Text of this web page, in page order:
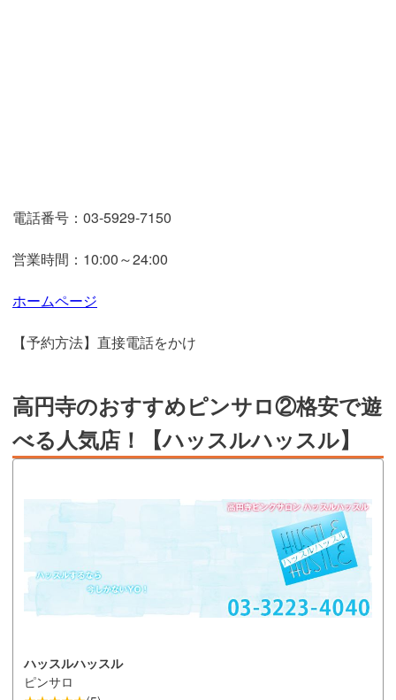
電話番号：03-5929-7150
営業時間：10:00～24:00
ホームページ
【予約方法】直接電話をかけ
高円寺のおすすめピンサロ②格安で遊
べる人気店！【ハッスルハッスル】
ハッスルハッスル
ピンサロ